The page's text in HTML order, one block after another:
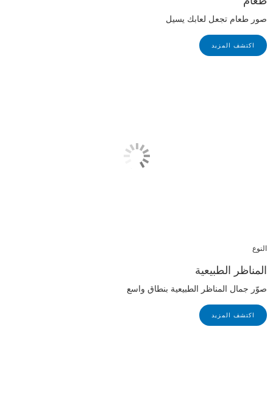
صور طعام تجعل لعابك يسيل
اكتشف المزيد
النوع
المناظر الطبيعية
صوّر جمال المناظر الطبيعية بنطاق واسع
اكتشف المزيد